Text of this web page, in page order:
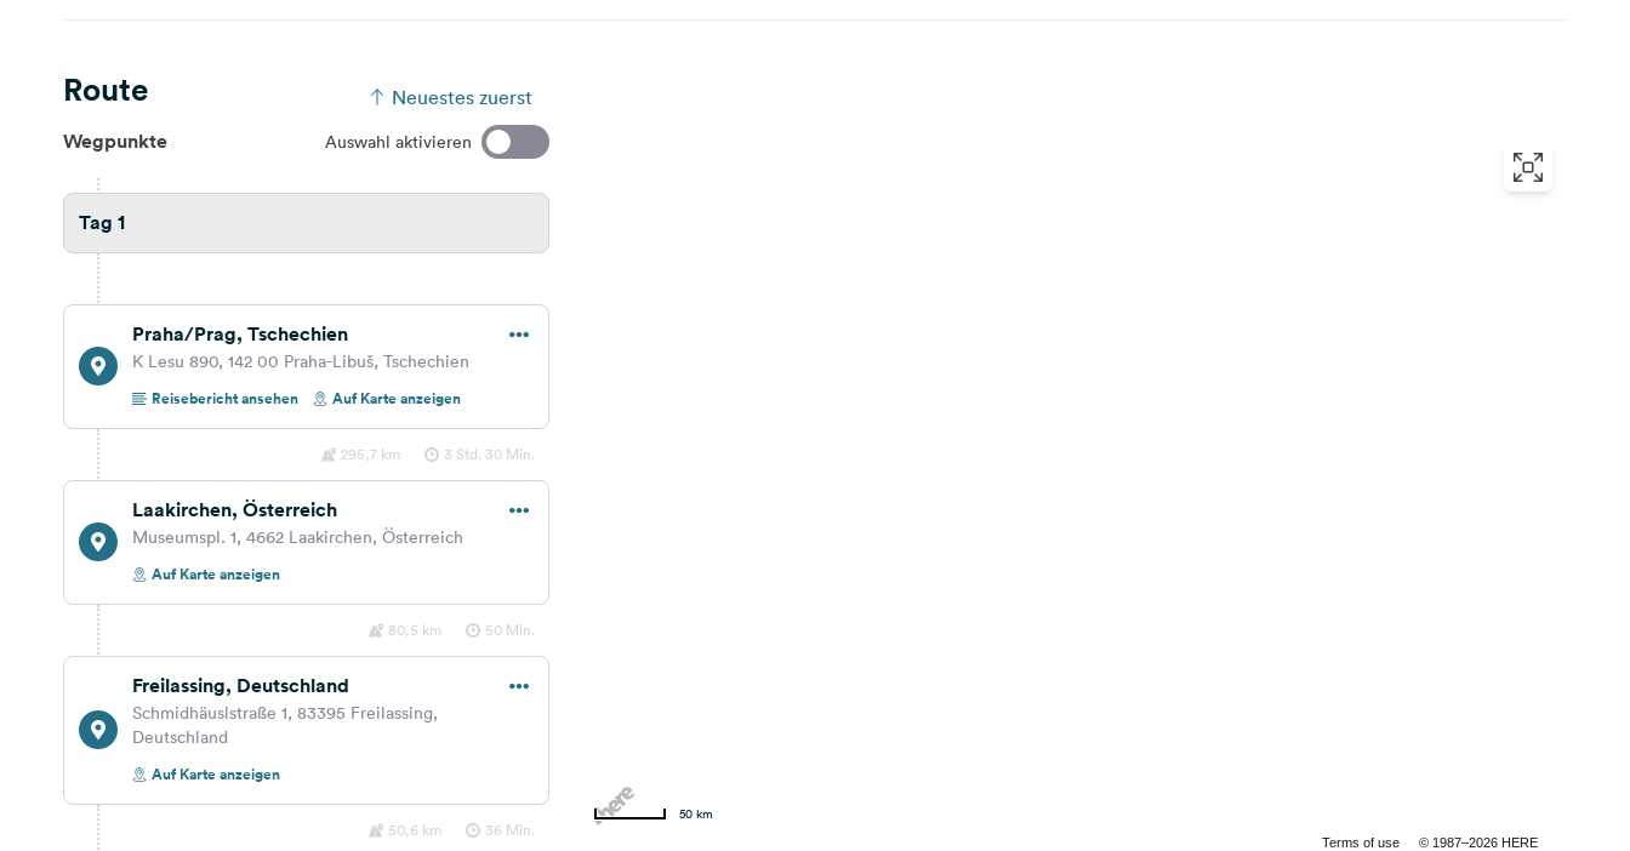
Route Neuestes zuerst
Wegpunkte Auswahl aktivieren
Tag 1
Praha/Prag, Tschechien
K Lesu 890, 142 00 Praha-Libuš, Tschechien
Reisebericht ansehen
Auf Karte anzeigen
295,7 km 3 Std. 30 Min.
Laakirchen, Österreich
Museumspl. 1, 4662 Laakirchen, Österreich
Auf Karte anzeigen
80,5 km 50 Min.
Freilassing, Deutschland
Schmidhäuslstraße 1, 83395 Freilassing,
Deutschland
Auf Karte anzeigen
50,6 km 36 Min.
Terms of use © 1987–2026 HERE
50 km